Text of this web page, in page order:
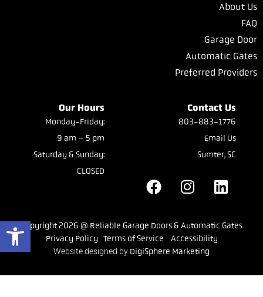
Open toolbar
About Us
FAQ
Garage Door
Automatic Gates
Preferred Providers
Our Hours
Monday-Friday:
9 am – 5 pm
Saturday & Sunday:
CLOSED
Contact Us
803-883-1776
Email Us
Sumter, SC
Copyright 2026 @ Reliable Garage Doors & Automatic Gates
Privacy Policy
Terms of Service
Accessibility
Website designed by DigiSphere Marketing